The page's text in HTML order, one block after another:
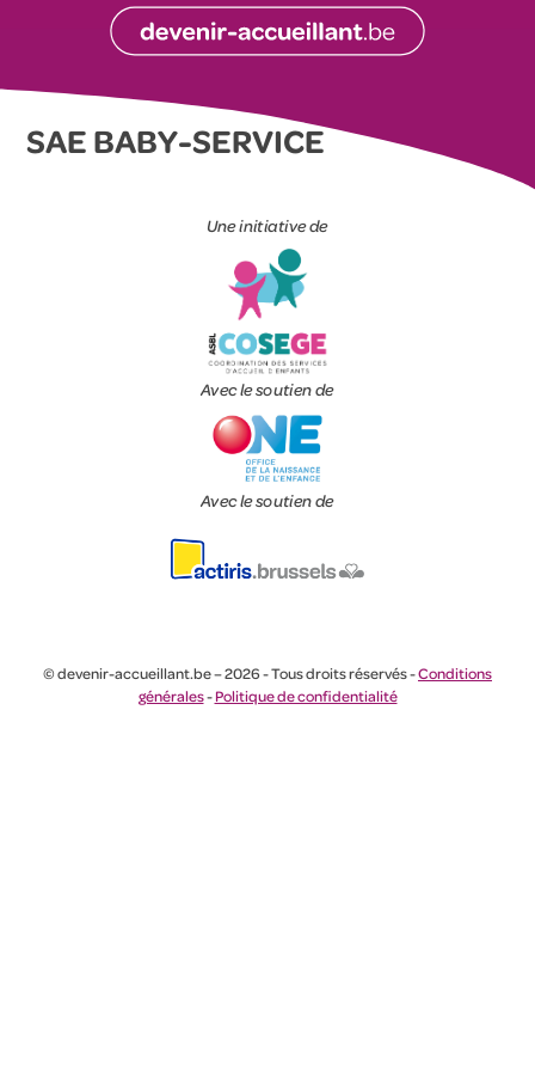
SAE BABY-SERVICE
Une initiative de
Avec le soutien de
Avec le soutien de
© devenir-accueillant.be – 2026 - Tous droits réservés -Conditions
générales-Politique de confidentialité